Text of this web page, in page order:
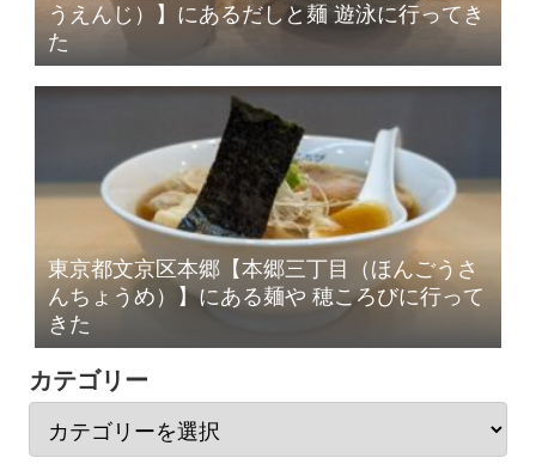
うえんじ）】にあるだしと麺 遊泳に行ってき
た
東京都文京区本郷【本郷三丁目（ほんごうさ
んちょうめ）】にある麺や 穂ころびに行って
きた
カテゴリー